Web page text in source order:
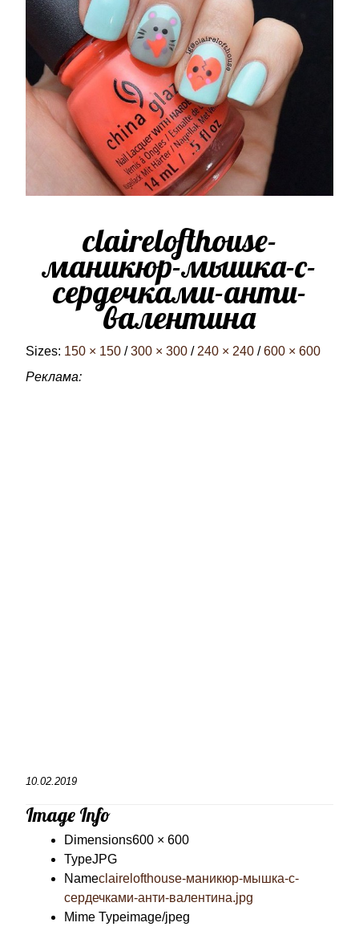
clairelofthouse-
маникюр-мышка-с-
сердечками-анти-
валентина
Sizes: 150 × 150 / 300 × 300 / 240 × 240 / 600 × 600
Реклама:
10.02.2019
Image Info
Dimensions600 × 600
TypeJPG
Nameclairelofthouse-маникюр-мышка-с-
сердечками-анти-валентина.jpg
Mime Typeimage/jpeg